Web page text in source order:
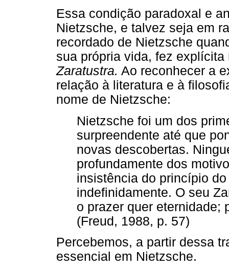
Essa condição paradoxal e
Nietzsche, e talvez seja em
recordado de Nietzsche
sua própria vida, fez
Zaratustra. Ao reconhecer a
relação à literatura e à
nome de Nietzsche:
Nietzsche foi um dos
surpreendente até que
novas descobertas.
profundamente dos
insistência do princípio
indefinidamente. O seu
o prazer quer eternidade;
(Freud, 1988, p. 57)
Percebemos, a partir dessa
essencial em Nietzsche.